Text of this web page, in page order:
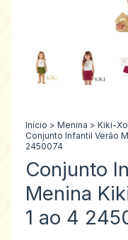
Início > Menina > Kiki-
Conjunto Infantil Verão
2450074
Conjunto
Menina
1 ao 4